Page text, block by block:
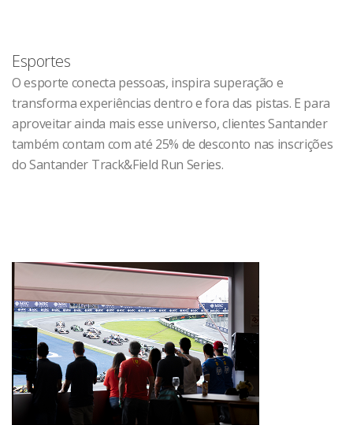
Esportes
O esporte conecta pessoas, inspira superação e
transforma experiências dentro e fora das pistas. E para
aproveitar ainda mais esse universo, clientes Santander
também contam com até 25% de desconto nas inscrições
do Santander Track&Field Run Series.